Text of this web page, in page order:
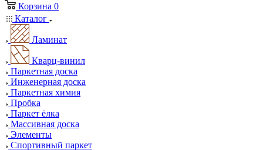
Корзина 0
Каталог
Ламинат
Кварц-винил
Паркетная доска
Инженерная доска
Паркетная химия
Пробка
Паркет ёлка
Массивная доска
Элементы
Спортивный паркет